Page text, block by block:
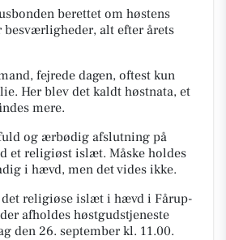
berettet om høstens
alt efter årets
fejrede dagen, oftest kun
Her blev det kaldt høstnata, et
mere.
og ærbødig afslutning på
et religiøst islæt. Måske holdes
i hævd, men det vides ikke.
religiøse islæt i hævd i Fårup-
afholdes høstgudstjeneste
den 26. september kl. 11.00.